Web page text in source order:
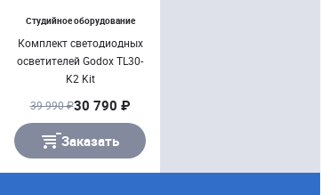
Студийное оборудование
Комплект светодиодных
осветителей Godox TL30-
K2 Kit
39 990 ₽30 790 ₽
Заказать